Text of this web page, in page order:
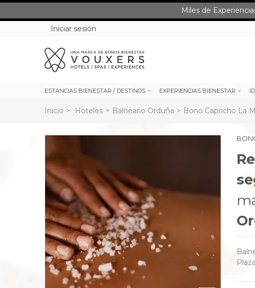
Miles de
Iniciar sesión
ESTANCIAS BIENESTAR / DESTINOS EXPERIENCIAS BIENESTAR
Inicio > Hoteles > Balneario Orduña > Bono Capricho La
Plaza